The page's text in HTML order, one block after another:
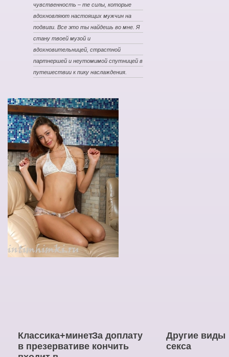
чувственность – те силы, которые
вдохновляют настоящих мужчин на
подвиги. Все это ты найдешь во мне. Я
стану твоей музой и
вдохновительницей, страстной
партнершей и неутомимой спутницей в
путешествии к пику наслаждения.
Классика+минет
в презервативе
За доплату
кончить
Другие виды
секса